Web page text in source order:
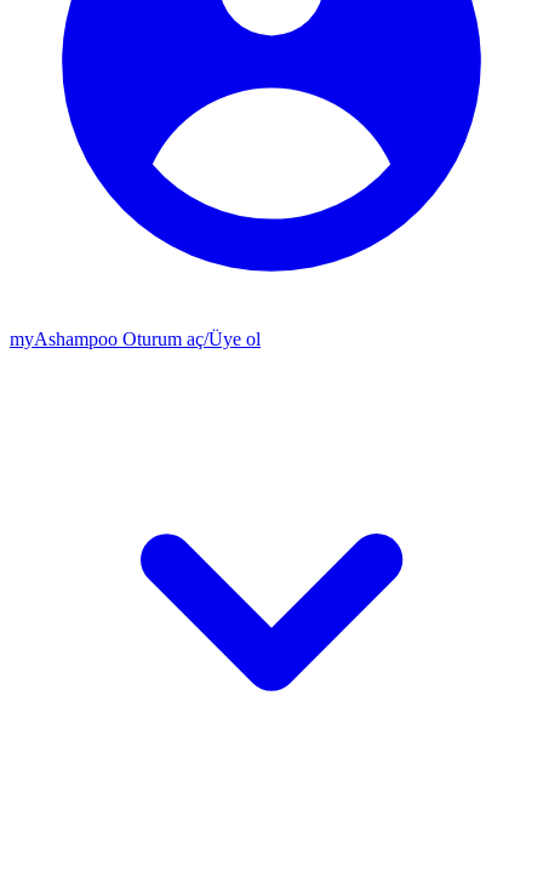
myAshampoo Oturum aç/Üye ol